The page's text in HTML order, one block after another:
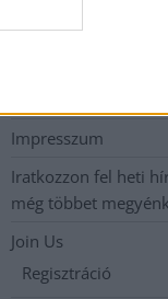
Etikai és
Hozzászólási és
Impresszum
Iratkozzon fel heti
még többet
Join Us
Regisztráció